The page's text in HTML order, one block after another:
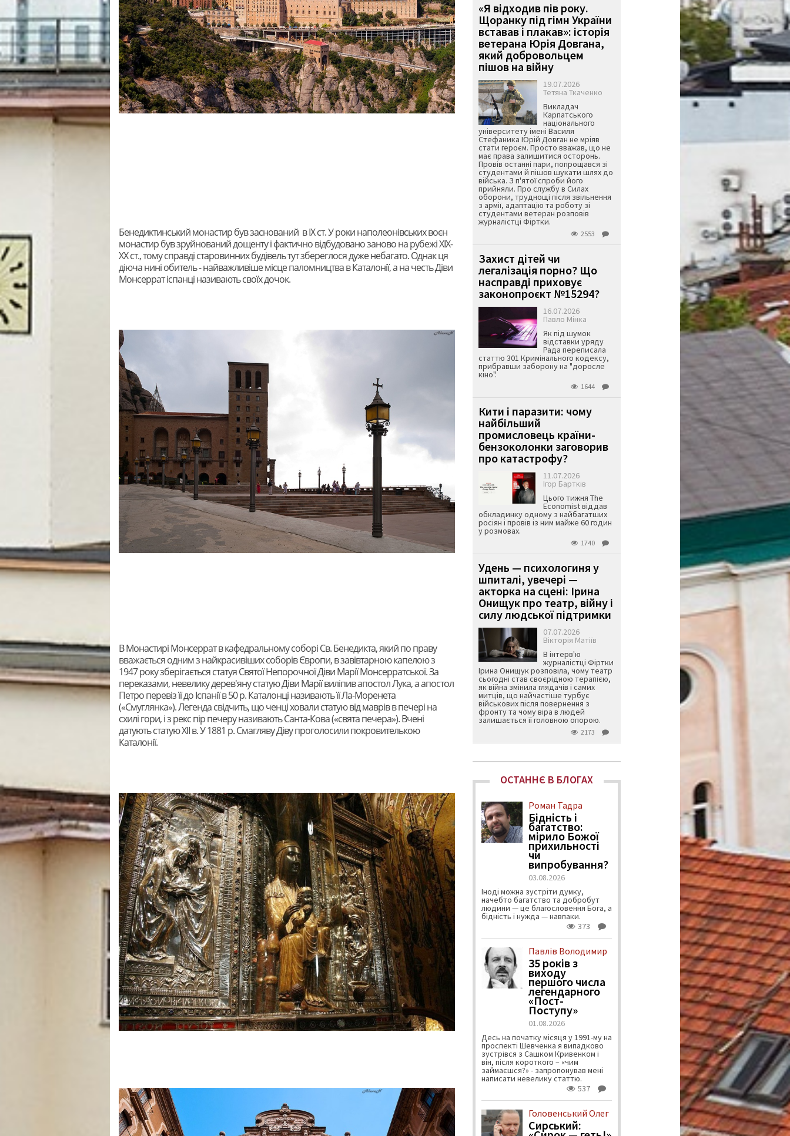
Бенедиктинський монастир був заснований в IX ст. У роки наполеонівських воєн
монастир був зруйнований дощенту і фактично відбудовано заново на рубежі XIX-
XX ст., тому справді старовинних будівель тут збереглося дуже небагато. Однак ця
діюча нині обитель - найважливіше місце паломництва в Каталонії, а на честь Діви
Монсеррат іспанці називають своїх дочок.
В Монастирі Монсеррат в кафедральному соборі Св. Бенедикта, який по праву
вважається одним з найкрасивіших соборів Європи, в завівтарною капелою з
1947 року зберігається статуя Святої Непорочної Діви Марії Монсерратської. За
переказами, невелику дерев'яну статую Діви Марії виліпив апостол Лука, а апостол
Петро перевіз її до Іспанії в 50 р. Каталонці називають її Ла-Моренета
(«Смуглянка»). Легенда свідчить, що ченці ховали статую від маврів в печері на
схилі гори, і з рекс пір печеру називають Санта-Кова («свята печера»). Вчені
датують статую XII в. У 1881 р. Смагляву Діву проголосили покровителькою
Каталонії.
«Я відходив пів року.
Щоранку під гімн України
вставав і плакав»: історія
ветерана Юрія Довгана,
який добровольцем
пішов на війну
19.07.2026
Тетяна Ткаченко
Викладач
Карпатського
національного
університету імені Василя
Стефаника Юрій Довган не мріяв
стати героєм. Просто вважав, що не
має права залишитися осторонь.
Провів останні пари, попрощався зі
студентами й пішов шукати шлях до
війська. З п'ятої спроби його
прийняли. Про службу в Силах
оборони, труднощі після звільнення
з армії, адаптацію та роботу зі
студентами ветеран розповів
журналістці Фіртки.
2553
Захист дітей чи
легалізація порно? Що
насправді приховує
законопроєкт №15294?
16.07.2026
Павло Мінка
Як під шумок
відставки уряду
Рада переписала
статтю 301 Кримінального кодексу,
прибравши заборону на "доросле
кіно".
1644
Кити і паразити: чому
найбільший
промисловець країни-
бензоколонки заговорив
про катастрофу?
11.07.2026
Ігор Бартків
Цього тижня The
Economist віддав
обкладинку одному з найбагатших
росіян і провів із ним майже 60 годин
у розмовах.
1740
Удень — психологиня у
шпиталі, увечері —
акторка на сцені: Ірина
Онищук про театр, війну і
силу людської підтримки
07.07.2026
Вікторія Матіїв
В інтерв'ю
журналістці Фіртки
Ірина Онищук розповіла, чому театр
сьогодні став своєрідною терапією,
як війна змінила глядачів і самих
митців, що найчастіше турбує
військових після повернення з
фронту та чому віра в людей
залишається її головною опорою.
2173
ОСТАННЄ В БЛОГАХ
Роман Тадра
Бідність і
багатство:
мірило Божої
прихильності
чи
випробування?
03.08.2026
Іноді можна зустріти думку,
начебто багатство та добробут
людини — це благословення Бога, а
бідність і нужда — навпаки.
373
Павлів Володимир
35 років з
виходу
першого числа
легендарного
«Пост-
Поступу»
01.08.2026
Десь на початку місяця у 1991-му на
проспекті Шевченка я випадково
зустрівся з Сашком Кривенком і
він, після короткого – «чим
займаєшся?» - запропонував мені
написати невелику статтю.
537
Головенський Олег
Сирський: